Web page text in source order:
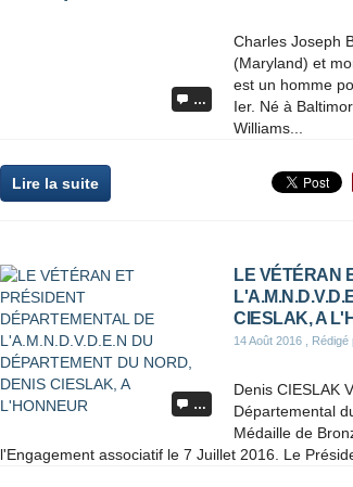
…
Charles Joseph
(Maryland) et
est un homme
Ier. Né à
Williams...
Lire la suite
…
LE VÉTÉRAN
CIESLAK, A
14 Août 2016 ,
Denis CIESLAK
Départemental
Médaille de
l'Engagement associatif le 7 Juillet 2016. Le